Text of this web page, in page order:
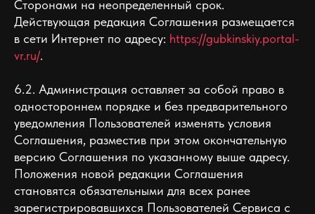
Сторонами на неопределенный срок.
Действующая редакция Соглашения размещается
в сети Интернет по адресу: https://gubkinskiy.portal-
vr.ru/.
6.2. Администрация оставляет за собой право в
одностороннем порядке и без предварительного
уведомления Пользователей изменять условия
Соглашения, разместив при этом окончательную
версию Соглашения по указанному выше адресу.
Положения новой редакции Соглашения
становятся обязательными для всех ранее
зарегистрировавшихся Пользователей Сервиса с